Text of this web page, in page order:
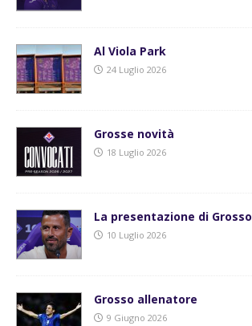
Al Viola Park
24 Luglio 2026
Grosse novità
18 Luglio 2026
La presentazione di Grosso
10 Luglio 2026
Grosso allenatore
9 Giugno 2026